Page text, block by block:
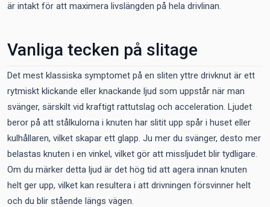
är intakt för att maximera livslängden på hela drivlinan.
Vanliga tecken på slitage
Det mest klassiska symptomet på en sliten yttre drivknut är ett
rytmiskt klickande eller knackande ljud som uppstår när man
svänger, särskilt vid kraftigt rattutslag och acceleration. Ljudet
beror på att stålkulorna i knuten har slitit upp spår i huset eller
kulhållaren, vilket skapar ett glapp. Ju mer du svänger, desto mer
belastas knuten i en vinkel, vilket gör att missljudet blir tydligare.
Om du märker detta ljud är det hög tid att agera innan knuten
helt ger upp, vilket kan resultera i att drivningen försvinner helt
och du blir stående längs vägen.